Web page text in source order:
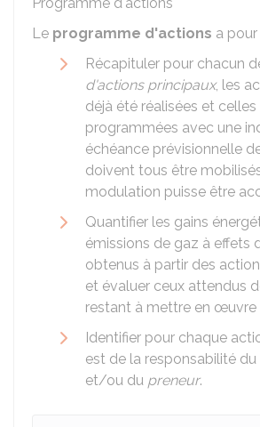
Le programme d'actions a
Récapituler pour chacun
d'actions principaux, les
déjà été réalisées et
programmées avec une
échéance prévisionnelle
doivent tous être
modulation puisse être
Quantifier les gains
émissions de gaz à effets
obtenus à partir des
et évaluer ceux attendus
restant à mettre en œuvre
Identifier pour chaque
est de la responsabilité
et/ou du preneur.